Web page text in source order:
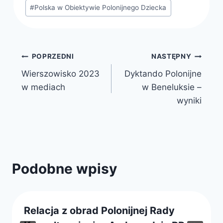
#Polska w Obiektywie Polonijnego Dziecka
Nawigacja
wpisu
POPRZEDNI
Wierszowisko 2023
w mediach
NASTĘPNY
Dyktando Polonijne
w Beneluksie –
wyniki
Podobne wpisy
Relacja z obrad Polonijnej Rady